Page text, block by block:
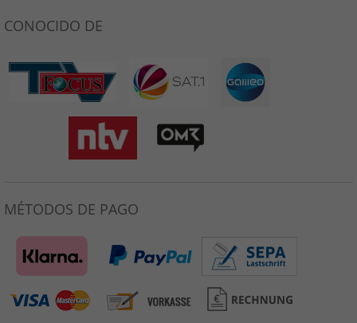
CONOCIDO DE
MÉTODOS DE PAGO